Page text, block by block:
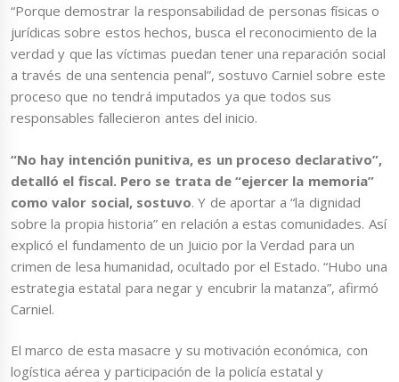
“Porque demostrar la responsabilidad de personas físicas o
jurídicas sobre estos hechos, busca el reconocimiento de la
verdad y que las víctimas puedan tener una reparación social
a través de una sentencia penal”, sostuvo Carniel sobre este
proceso que no tendrá imputados ya que todos sus
responsables fallecieron antes del inicio.
“No hay intención punitiva, es un proceso declarativo”,
detalló el fiscal. Pero se trata de “ejercer la memoria”
como valor social, sostuvo. Y de aportar a “la dignidad
sobre la propia historia” en relación a estas comunidades. Así
explicó el fundamento de un Juicio por la Verdad para un
crimen de lesa humanidad, ocultado por el Estado. “Hubo una
estrategia estatal para negar y encubrir la matanza”, afirmó
Carniel.
El marco de esta masacre y su motivación económica, con
logística aérea y participación de la policía estatal y